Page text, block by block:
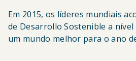
Em 2015, os líderes mundiais
de Desarrollo Sostenible a
um mundo melhor para o ano